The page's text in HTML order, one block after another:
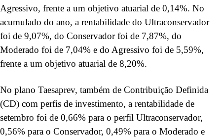
Agressivo, frente a um objetivo atuarial de 0,14%. No
acumulado do ano, a rentabilidade do Ultraconservador
foi de 9,07%, do Conservador foi de 7,87%, do
Moderado foi de 7,04% e do Agressivo foi de 5,59%,
frente a um objetivo atuarial de 8,20%.
No plano Taesaprev, também de Contribuição Definida
(CD) com perfis de investimento, a rentabilidade de
setembro foi de 0,66% para o perfil Ultraconservador,
0,56% para o Conservador, 0,49% para o Moderado e